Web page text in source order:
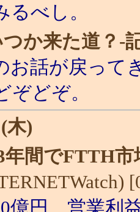
べし。
か来た道？-
お話が戻って
ぞどぞ。
木)
年間でFTTH
円、営業利